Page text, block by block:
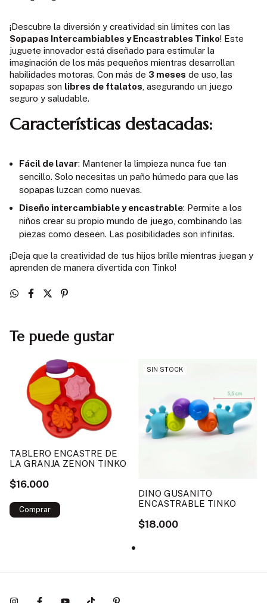
¡Descubre la diversión y creatividad sin límites con las
Sopapas Intercambiables y Encastrables Tinko! Este
juguete innovador está diseñado para estimular la
imaginación de los más pequeños mientras desarrollan
habilidades motoras. Con más de 3 meses de uso, las
sopapas son libres de ftalatos , asegurando un juego
seguro y saludable.
Características destacadas:
Fácil de lavar: Mantener la limpieza nunca fue tan
sencillo. Solo necesitas un paño húmedo para que las
sopapas luzcan como nuevas.
Diseño intercambiable y encastrable: Permite a los
niños crear su propio mundo de juego, combinando las
piezas como deseen. Las posibilidades son infinitas.
¡Deja que la creatividad de tus hijos brille mientras juegan y
aprenden de manera divertida con Tinko!
Te puede gustar
TABLERO ENCASTRE DE
LA GRANJA ZENON TINKO
$16.000
SIN STOCK
DINO GUSANITO
ENCASTRABLE TINKO
$18.000